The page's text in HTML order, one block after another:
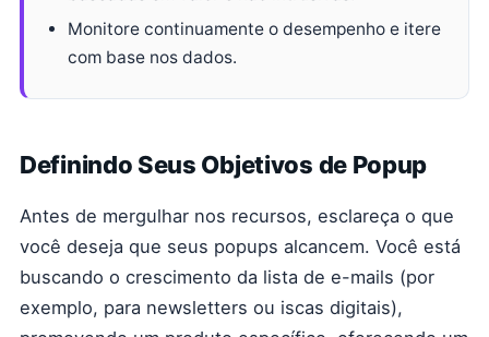
Monitore continuamente o desempenho e itere
com base nos dados.
Definindo Seus Objetivos de Popup
Antes de mergulhar nos recursos, esclareça o que
você deseja que seus popups alcancem. Você está
buscando o crescimento da lista de e-mails (por
exemplo, para newsletters ou iscas digitais),